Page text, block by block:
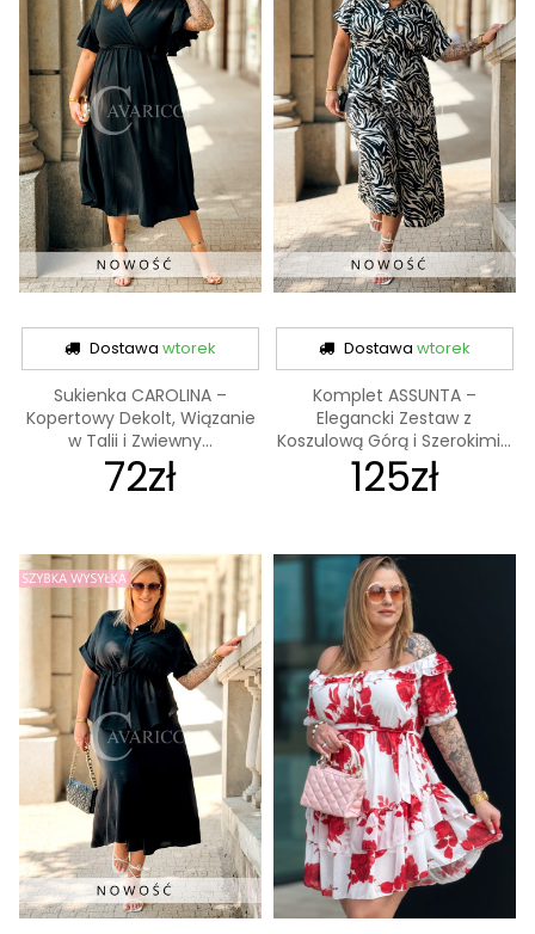
Dostawawtorek
Sukienka CAROLINA –
Kopertowy Dekolt, Wiązanie
w Talii i Zwiewny...
72zł
Dostawa wtorek
Komplet ASSUNTA –
Elegancki Zestaw z
Koszulową Górą i Szerokimi...
125zł